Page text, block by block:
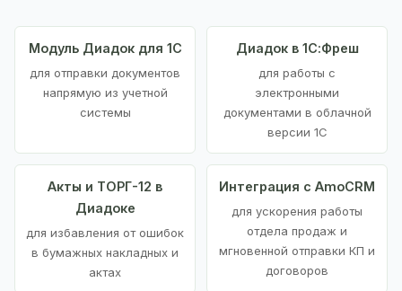
Модуль Диадок для 1С
для отправки документов
напрямую из учетной
системы
Диадок в 1С:Фреш
для работы с
электронными
документами в облачной
версии 1С
Акты и ТОРГ-12 в
Диадоке
для избавления от ошибок
в бумажных накладных и
актах
Интеграция с AmoCRM
для ускорения работы
отдела продаж и
мгновенной отправки КП и
договоров